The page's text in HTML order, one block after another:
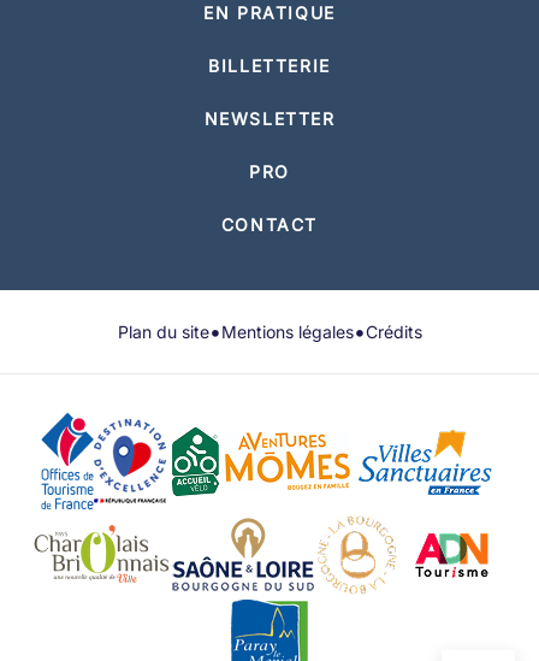
EN PRATIQUE
BILLETTERIE
NEWSLETTER
PRO
CONTACT
Plan du site•Mentions légales•Crédits